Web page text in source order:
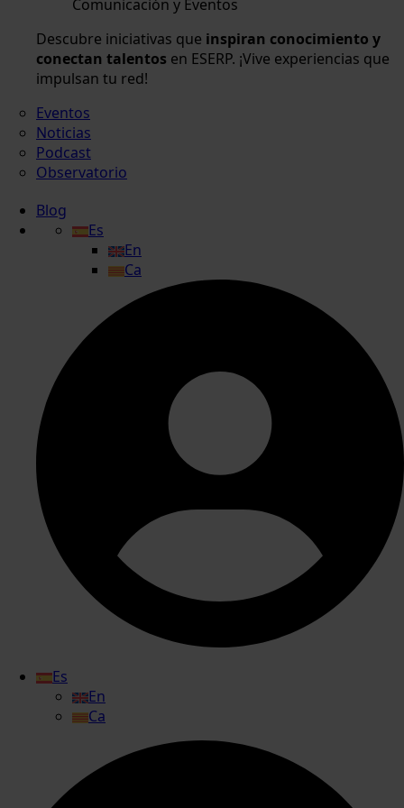
Comunicación y Eventos
Descubre iniciativas que inspiran conocimiento y
conectan talentos en ESERP. ¡Vive experiencias que
impulsan tu red!
Eventos
Noticias
Podcast
Observatorio
Blog
Es
En
Ca
Es
En
Ca